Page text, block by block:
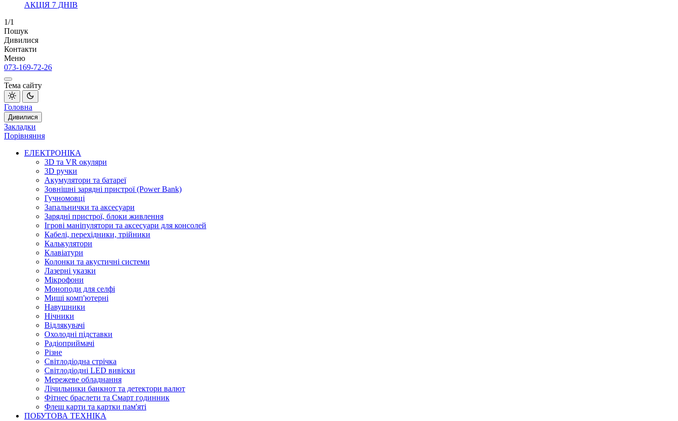
АКЦІЯ 7 ДНІВ
1/1
Пошук
Дивилися
Контакти
Меню
073-169-72-26
Тема сайту
Головна
Дивилися
Закладки
Порівняння
ЕЛЕКТРОНІКА
3D та VR окуляри
3D ручки
Акумулятори та батареї
Зовнішні зарядні пристрої (Power Bank)
Гучномовці
Запальнички та аксесуари
Зарядні пристрої, блоки живлення
Ігрові маніпулятори та аксесуари для консолей
Кабелі, перехідники, трійники
Калькулятори
Клавіатури
Колонки та акустичні системи
Лазерні указки
Мікрофони
Моноподи для селфі
Миші комп'ютерні
Навушники
Нічники
Відлякувачі
Охолодні підставки
Радіоприймачі
Різне
Світлодіодна стрічка
Світлодіодні LED вивіски
Мережеве обладнання
Лічильники банкнот та детектори валют
Фітнес браслети та Смарт годинник
Флеш карти та картки пам'яті
ПОБУТОВА ТЕХНІКА